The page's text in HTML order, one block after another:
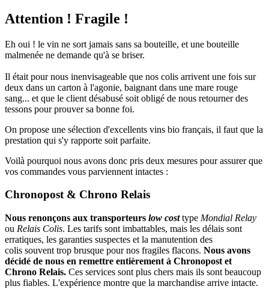
Attention ! Fragile !
Eh oui ! le vin ne sort jamais sans sa bouteille, et une bouteille
malmenée ne demande qu'à se briser.
Il était pour nous inenvisageable que nos colis arrivent une fois sur
deux dans un carton à l'agonie, baignant dans une mare rouge
sang... et que le client désabusé soit obligé de nous retourner des
tessons pour prouver sa bonne foi.
On propose une sélection d'excellents vins bio français, il faut que la
prestation qui s'y rapporte soit parfaite.
Voilà pourquoi nous avons donc pris deux mesures pour assurer que
vos commandes vous parviennent intactes :
Chronopost & Chrono Relais
Nous renonçons aux transporteurs low cost type Mondial Relay
ou Relais Colis. Les tarifs sont imbattables, mais les délais sont
erratiques, les garanties suspectes et la manutention des
colis souvent trop brusque pour nos fragiles flacons. Nous avons
décidé de nous en remettre entièrement à Chronopost et
Chrono Relais. Ces services sont plus chers mais ils sont beaucoup
plus fiables. L'expérience montre que la marchandise arrive intacte.